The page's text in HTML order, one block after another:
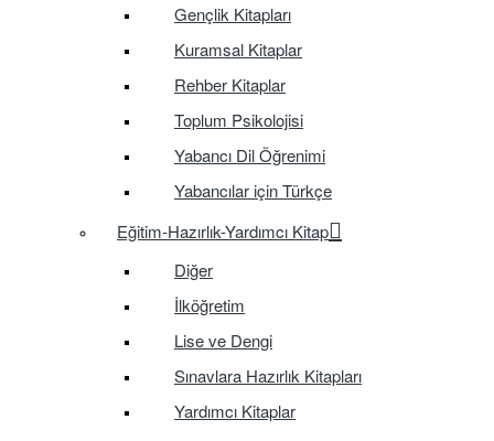
Gençlik Kitapları
Kuramsal Kitaplar
Rehber Kitaplar
Toplum Psikolojisi
Yabancı Dil Öğrenimi
Yabancılar için Türkçe
Eğitim-Hazırlık-Yardımcı Kitap
Diğer
İlköğretim
Lise ve Dengi
Sınavlara Hazırlık Kitapları
Yardımcı Kitaplar